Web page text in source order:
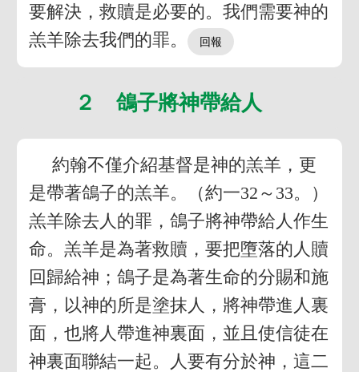
要解決，救贖是必要的。我們需要神的
羔羊除去我們的罪。
２ 鴿子將神帶給人
約翰不僅介紹基督是神的羔羊，更
是帶著鴿子的羔羊。（約一32～33。）
羔羊除去人的罪，鴿子將神帶給人作生
命。羔羊是為著救贖，要把墮落的人贖
回歸給神；鴿子是為著生命的分賜和施
膏，以神的所是塗抹人，將神帶進人裏
面，也將人帶進神裏面，並且使信徒在
神裏面聯結一起。人要有分於神，這二